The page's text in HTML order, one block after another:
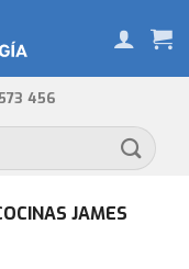
456
JAMES